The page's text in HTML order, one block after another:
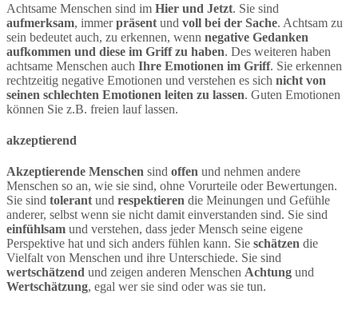
Achtsame Menschen sind im Hier und Jetzt. Sie sind
aufmerksam, immerpräsent und voll bei der Sache. Achtsam zu
sein bedeutet auch, zu erkennen, wenn negative Gedanken
aufkommen und diese im Griff zu haben. Des weiteren haben
achtsame Menschen auch Ihre Emotionen im Griff. Sie erkennen
rechtzeitig negative Emotionen und verstehen es sich nicht von
seinen schlechten Emotionen leiten zu lassen. Guten Emotionen
können Sie z.B. freien lauf lassen.
akzeptierend
Akzeptierende Menschen sind offen und nehmen andere
Menschen so an, wie sie sind, ohne Vorurteile oder Bewertungen.
Sie sind tolerant und respektieren die Meinungen und Gefühle
anderer, selbst wenn sie nicht damit einverstanden sind. Sie sind
einfühlsam und verstehen, dass jeder Mensch seine eigene
Perspektive hat und sich anders fühlen kann. Sie schätzen die
Vielfalt von Menschen und ihre Unterschiede. Sie sind
wertschätzend und zeigen anderen Menschen Achtung und
Wertschätzung, egal wer sie sind oder was sie tun.